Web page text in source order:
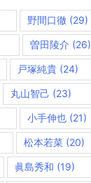
野間口徹(29)
曽田陵介 (26)
戸塚純貴(24)
丸山智己 (23)
小手伸也(21)
松本若菜 (20)
眞島秀和 (19)